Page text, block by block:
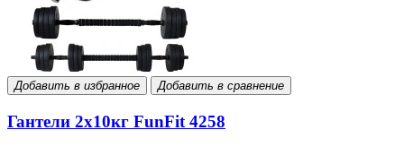
Добавить в избранное Добавить в сравнение
Гантели 2x10кг FunFit 4258